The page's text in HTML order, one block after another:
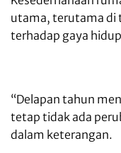
utama, terutama di
terhadap gaya
“Delapan tahun
tetap tidak ada
dalam keterangan.